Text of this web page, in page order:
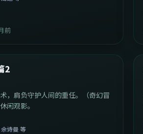
前
1:10:21
2
，肩负守护人间的重任。（奇幻冒
闲观影。
诗曼 等